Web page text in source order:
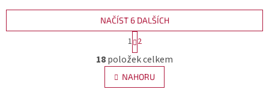
O
v
l
NAČÍST 6 DALŠÍCH
S
t
r
á
n
1 2
18položek celkem
NAHORU